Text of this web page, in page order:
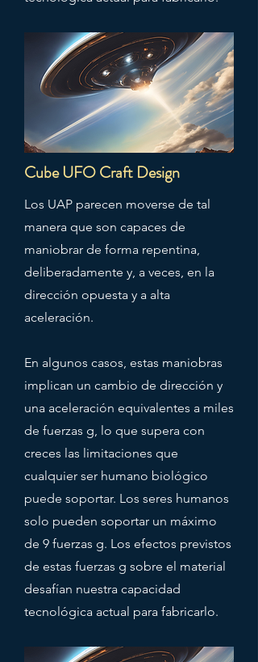
Cube UFO Craft Design
Los UAP parecen moverse de tal
manera que son capaces de
maniobrar de forma repentina,
deliberadamente y, a veces, en la
dirección opuesta y a alta
aceleración.
En algunos casos, estas maniobras
implican un cambio de dirección y
una aceleración equivalentes a miles
de fuerzas g, lo que supera con
creces las limitaciones que
cualquier ser humano biológico
puede soportar. Los seres humanos
solo pueden soportar un máximo
de 9 fuerzas g. Los efectos previstos
de estas fuerzas g sobre el material
desafían nuestra capacidad
tecnológica actual para fabricarlo.